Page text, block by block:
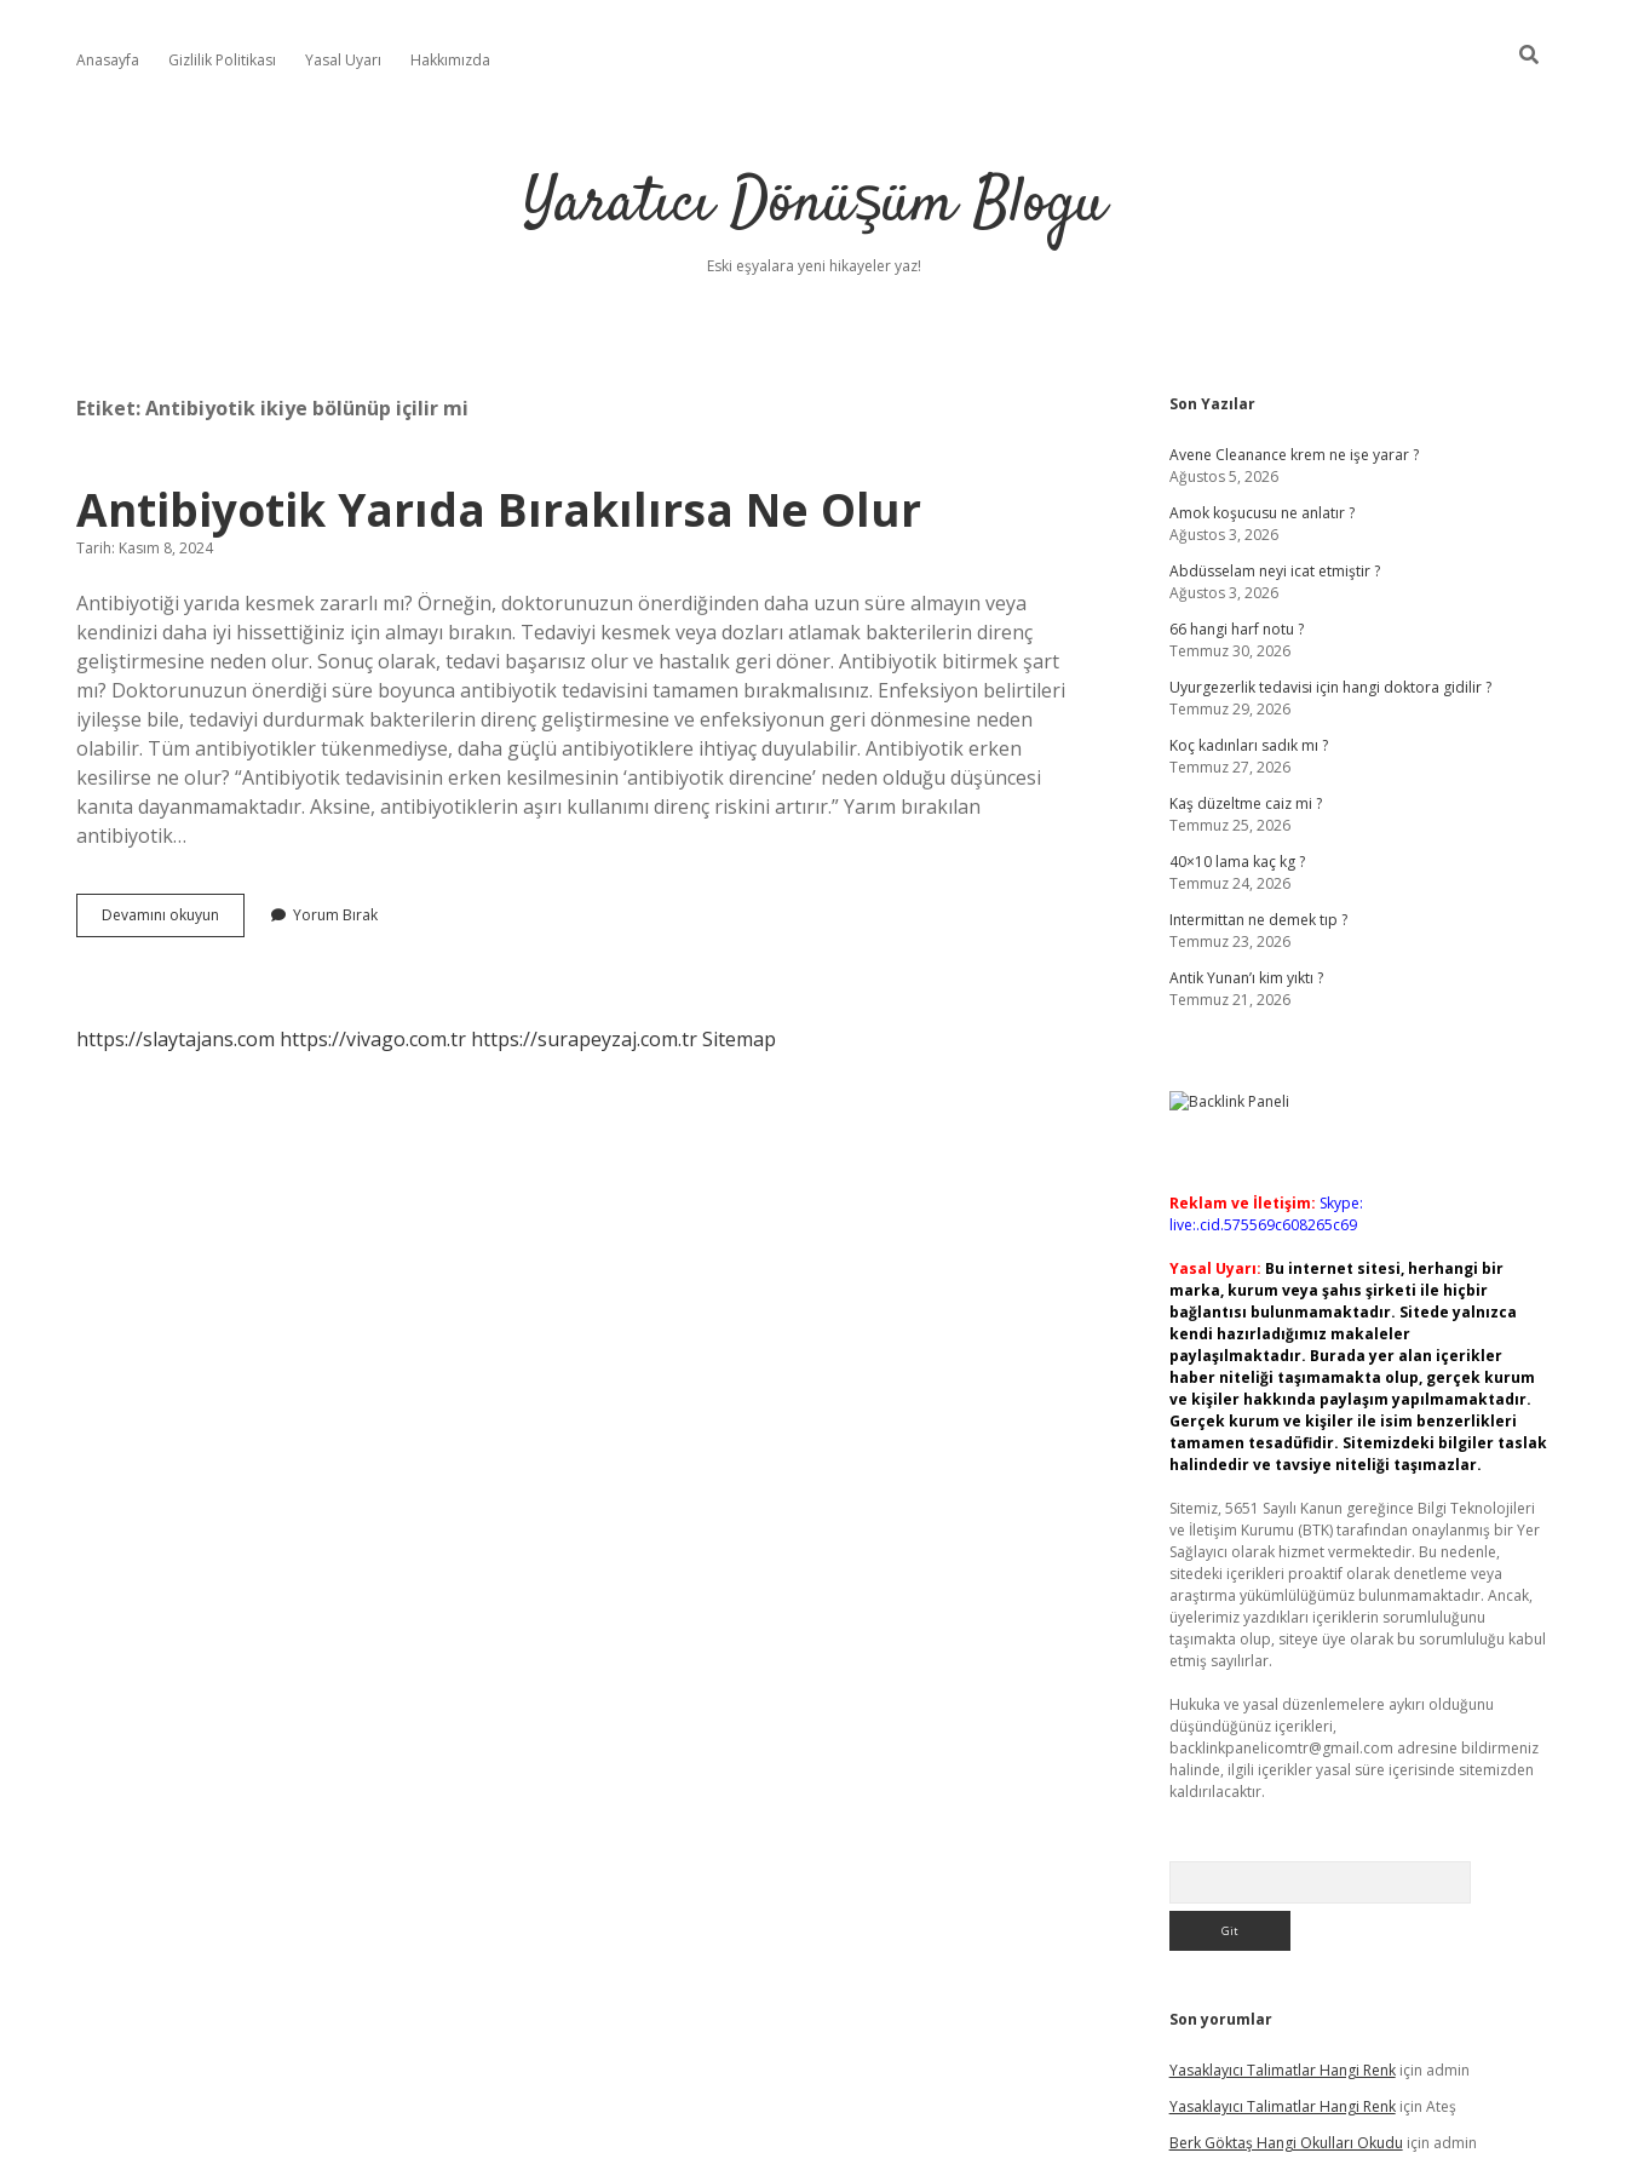
Anasayfa Gizlilik Politikası Yasal Uyarı Hakkımızda
Yaratıcı Dönüşüm Blogu
Eski eşyalara yeni hikayeler yaz!
Etiket:Antibiyotik ikiye bölünüp içilir mi
Antibiyotik Yarıda Bırakılırsa Ne Olur
Tarih: Kasım 8, 2024
Antibiyotiği yarıda kesmek zararlı mı? Örneğin, doktorunuzun önerdiğinden daha uzun süre almayın veya
kendinizi daha iyi hissettiğiniz için almayı bırakın. Tedaviyi kesmek veya dozları atlamak bakterilerin direnç
geliştirmesine neden olur. Sonuç olarak, tedavi başarısız olur ve hastalık geri döner. Antibiyotik bitirmek şart
mı? Doktorunuzun önerdiği süre boyunca antibiyotik tedavisini tamamen bırakmalısınız. Enfeksiyon belirtileri
iyileşse bile, tedaviyi durdurmak bakterilerin direnç geliştirmesine ve enfeksiyonun geri dönmesine neden
olabilir. Tüm antibiyotikler tükenmediyse, daha güçlü antibiyotiklere ihtiyaç duyulabilir. Antibiyotik erken
kesilirse ne olur? “Antibiyotik tedavisinin erken kesilmesinin ‘antibiyotik direncine’ neden olduğu düşüncesi
kanıta dayanmamaktadır. Aksine, antibiyotiklerin aşırı kullanımı direnç riskini artırır.” Yarım bırakılan
antibiyotik…
Devamını okuyun Antibiyotik
Yarıda
Yorum Bırak
https://slaytajans.com https://vivago.com.tr https://surapeyzaj.com.trSitemap
Sidebar
Son Yazılar
Avene Cleanance krem ne işe yarar ?
Ağustos 5, 2026
Amok koşucusu ne anlatır ?
Ağustos 3, 2026
Abdüsselam neyi icat etmiştir ?
Ağustos 3, 2026
66 hangi harf notu ?
Temmuz 30, 2026
Uyurgezerlik tedavisi için hangi doktora gidilir ?
Temmuz 29, 2026
Koç kadınları sadık mı ?
Temmuz 27, 2026
Kaş düzeltme caiz mi ?
Temmuz 25, 2026
40×10 lama kaç kg ?
Temmuz 24, 2026
Intermittan ne demek tıp ?
Temmuz 23, 2026
Antik Yunan’ı kim yıktı ?
Temmuz 21, 2026
Reklam ve İletişim: Skype:
live:.cid.575569c608265c69
Yasal Uyarı: Bu internet sitesi, herhangi bir
marka, kurum veya şahıs şirketi ile hiçbir
bağlantısı bulunmamaktadır. Sitede yalnızca
kendi hazırladığımız makaleler
paylaşılmaktadır. Burada yer alan içerikler
haber niteliği taşımamakta olup, gerçek kurum
ve kişiler hakkında paylaşım yapılmamaktadır.
Gerçek kurum ve kişiler ile isim benzerlikleri
tamamen tesadüfidir. Sitemizdeki bilgiler taslak
halindedir ve tavsiye niteliği taşımazlar.
Sitemiz, 5651 Sayılı Kanun gereğince Bilgi Teknolojileri
ve İletişim Kurumu (BTK) tarafından onaylanmış bir Yer
Sağlayıcı olarak hizmet vermektedir. Bu nedenle,
sitedeki içerikleri proaktif olarak denetleme veya
araştırma yükümlülüğümüz bulunmamaktadır. Ancak,
üyelerimiz yazdıkları içeriklerin sorumluluğunu
taşımakta olup, siteye üye olarak bu sorumluluğu kabul
etmiş sayılırlar.
Hukuka ve yasal düzenlemelere aykırı olduğunu
düşündüğünüz içerikleri,
backlinkpanelicomtr@gmail.com adresine bildirmeniz
halinde, ilgili içerikler yasal süre içerisinde sitemizden
kaldırılacaktır.
Son yorumlar
Yasaklayıcı Talimatlar Hangi Renkiçin admin
Yasaklayıcı Talimatlar Hangi Renkiçin Ateş
Berk Göktaş Hangi Okulları Okudu için admin